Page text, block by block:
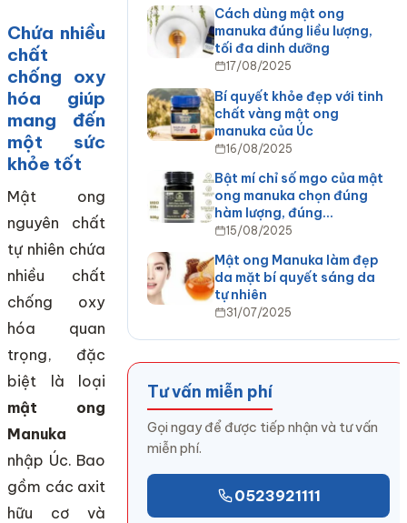
Chứa nhiều
chất
chống oxy
hóa giúp
mang đến
một sức
khỏe tốt
Mật ong
nguyên chất
tự nhiên chứa
nhiều chất
chống oxy
hóa quan
trọng, đặc
biệt là loại
mật ong
Manuka
nhập Úc. Bao
gồm các axit
hữu cơ và
Cách dùng mật ong
manuka đúng liều lượng,
tối đa dinh dưỡng
17/08/2025
Bí quyết khỏe đẹp với tinh
chất vàng mật ong
manuka của Úc
16/08/2025
Bật mí chỉ số mgo của mật
ong manuka chọn đúng
hàm lượng, đúng…
15/08/2025
Mật ong Manuka làm đẹp
da mặt bí quyết sáng da
tự nhiên
31/07/2025
Tư vấn miễn phí
Gọi ngay để được tiếp nhận và tư vấn
miễn phí.
0523921111